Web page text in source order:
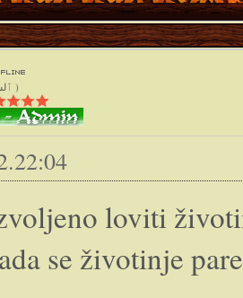
( ٱلسَّلَامُ عَلَيْكُمْ )
loviti
se životinje